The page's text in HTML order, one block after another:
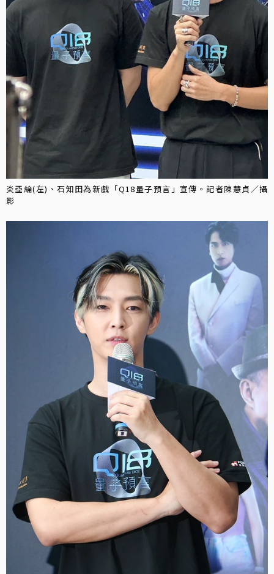
炎亞綸(左)、石知田為新戲「Q18量子預言」宣傳。記者陳慧貞／攝
影